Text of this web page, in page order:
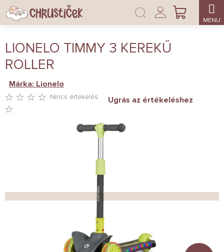
Ugrás
fő
KOSÁR
Bejelentkezés
LIONELO TIMMY 3 KEREKŰ
ROLLER
CSILLAG.
Nincs értékelés Ugrás az értékeléshez
Márka: Lionelo